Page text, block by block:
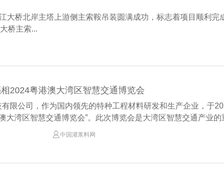
大桥北岸主塔上游侧主索鞍吊装圆满成功，标志着项目顺利完
桥主索...
2024粤港澳大湾区智慧交通博览会
限公司，作为国内领先的特种工程材料研发和生产企业，于
大湾区智慧交通博览会”。此次博览会是大湾区智慧交通产业的
 中国灌浆料网